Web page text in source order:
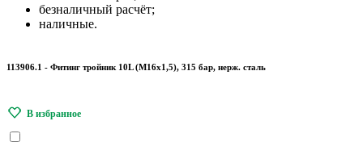
безналичный расчёт;
наличные.
113906.1 - Фитинг тройник 10L (М16х1,5), 315 бар, нерж. сталь